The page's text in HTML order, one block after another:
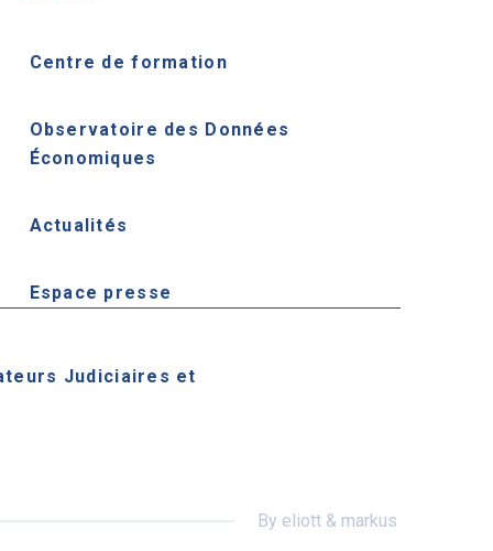
Centre de formation
Observatoire des Données
Économiques
Actualités
Espace presse
Judiciaires et
By eliott & markus